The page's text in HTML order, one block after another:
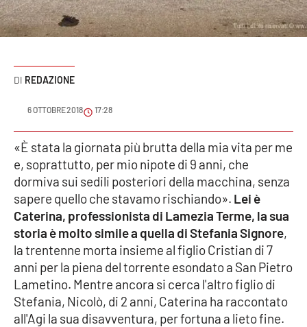
Sport
Meteo
Editoriali
VIDEO
Ambiente
Cronaca
Cultura
REDAZIONE
6 OTTOBRE 2018 17:28
«È stata la giornata più brutta della mia vita per me
e, soprattutto, per mio nipote di 9 anni, che
dormiva sui sedili posteriori della macchina, senza
sapere quello che stavamo rischiando». Lei è
Caterina, professionista di Lamezia Terme, la sua
storia è molto simile a quella di Stefania Signore,
la trentenne morta insieme al figlio Cristian di 7
anni per la piena del torrente esondato a San Pietro
Lametino. Mentre ancora si cerca l'altro figlio di
Stefania, Nicolò, di 2 anni, Caterina ha raccontato
all'Agi la sua disavventura, per fortuna a lieto fine.